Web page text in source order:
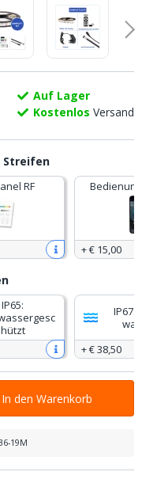
Streifen
RF
+€ 15,00
IP65:
hützt
IP67:
+€ 38,50
Auf Lager
Kostenlos Versand
In den Warenkorb
19M